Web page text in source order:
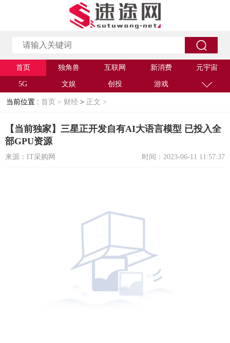
首页 独角兽 互联网 新消费 元宇宙
5G 文娱 创投 游戏
当前位置 : 首页 > 财经 > 正文 >
【当前独家】三星正开发自有AI大语言模型 已投入全
部GPU资源
来源：IT采购网 时间：2023-06-11 11:57:37